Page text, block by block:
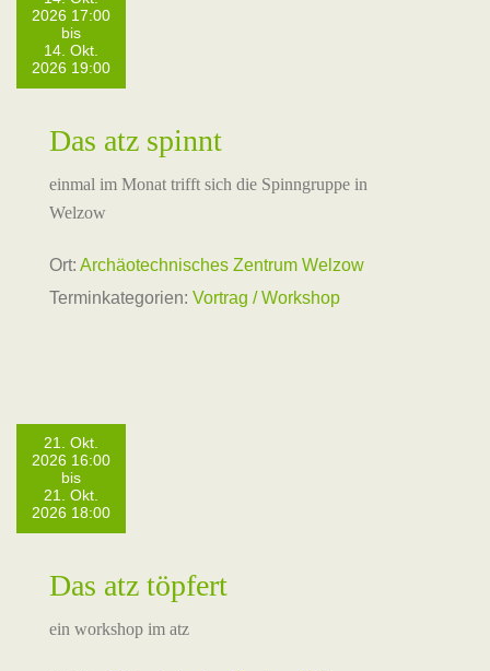
2026 17:00
bis
14. Okt.
2026 19:00
Das atz spinnt
einmal im Monat trifft sich die Spinngruppe in
Welzow
Ort: Archäotechnisches Zentrum Welzow
Terminkategorien: Vortrag / Workshop
21. Okt.
2026 16:00
bis
21. Okt.
2026 18:00
Das atz töpfert
ein workshop im atz